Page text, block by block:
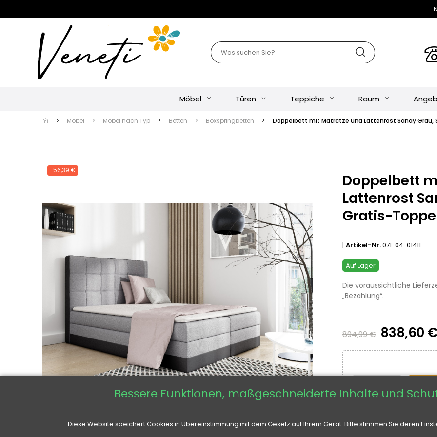
Möbel Türen Teppiche Raum
Möbel Möbel nach Typ Betten Boxspringbetten Doppelbett mit Matratze und Lattenrost Sandy Grau,
-56,39 €
Doppelbett
Lattenrost
Gratis-
Artikel-Nr.071-04-01411
Auf Lager
Die voraussichtliche
„Bezahlung“.
894,99 € 838,60
Bessere Funktionen, maßgeschneiderte Inhalte und
Diese Website speichert Cookies in Übereinstimmung mit dem Gesetz auf Ihrem Gerät. Bitte stimmen Sie deren